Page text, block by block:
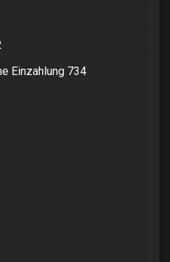
Einzahlung 734